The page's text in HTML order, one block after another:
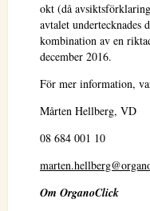
okt (då
avtalet undertecknades
kombination av en
december 2016.
För mer information,
Mårten Hellberg, VD
08 684 001 10
Om OrganoClick